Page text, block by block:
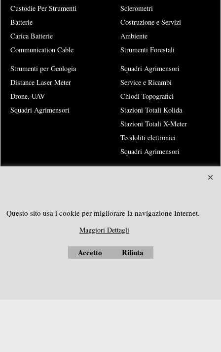
Custodie Per Strumenti
Batterie
Carica Batterie
Communication Cable
Sclerometri
Costruzione e Servizi
Ambiente
Strumenti Forestali
Strumenti per Geologia
Distance Laser Meter
Drone, UAV
Squadri Agrimensori
Squadri Agrimensori
Service e Ricambi
Chiodi Topografici
Stazioni Totali Kolida
Stazioni Totali X-Meter
Teodoliti elettronici
Squadri Agrimensori
Questo sito usa i cookie per migliorare la navigazione Internet.
Maggiori Dettagli
Accetto Rifiuta